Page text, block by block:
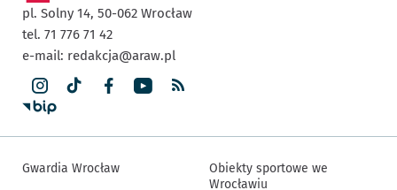
pl. Solny 14, 50-062 Wrocław
tel. 71 776 71 42
e-mail: redakcja@araw.pl
Gwardia Wrocław
Obiekty sportowe we
Wrocławiu